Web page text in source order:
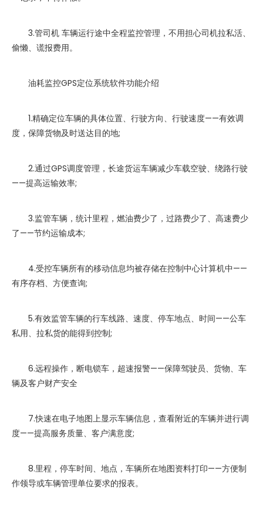
3.管司机 车辆运行途中全程监控管理，不用担心司机拉私活、
偷懒、谎报费用。
油耗监控GPS定位系统软件功能介绍
1.精确定位车辆的具体位置、行驶方向、行驶速度——有效调
度，保障货物及时送达目的地;
2.通过GPS调度管理，长途货运车辆减少车载空驶、绕路行驶
——提高运输效率;
3.监管车辆，统计里程，燃油费少了，过路费少了、高速费少
了——节约运输成本;
4.受控车辆所有的移动信息均被存储在控制中心计算机中——
有序存档、方便查询;
5.有效监管车辆的行车线路、速度、停车地点、时间——公车
私用、拉私货的能得到控制;
6.远程操作，断电锁车，超速报警——保障驾驶员、货物、车
辆及客户财产安全
7.快速在电子地图上显示车辆信息，查看附近的车辆并进行调
度——提高服务质量、客户满意度;
8.里程，停车时间、地点，车辆所在地图资料打印——方便制
作领导或车辆管理单位要求的报表。